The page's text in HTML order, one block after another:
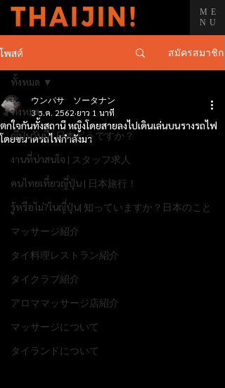
ME
NU
โพสต์ สมัครสมาชิก
ทั้งหมด
ญี่ปุ่นวันนี้ | 日本どうですか？
งานที่น่าสนใจ | スタッフ求人
คนไทยเที่ยวญี่ปุ่น | 日本旅行！
รู้หรือไม่?ในญี่ปุ่น| 知っていますか？日本のこと
マッサージ紹介
タイ料理レストラン紹介
タイクラブ紹介
アロママッサージ店紹介
マッサージについて
タイランドについて
ทั้งหมด
ตกใจกันทั้งสถานี หญิงโดยสายลงไปเดินเล่นบนรางรถไฟ
โดยขนาดรถไฟกำลังมา
ウンパサ ソータナン
3 ธ.ค. 2562 ยาว 1 นาที